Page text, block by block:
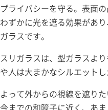
プライバシーを守る。表面
わずかに光を遮る効果があ
ガラスです。
スリガラスは、型ガラスよ
や人は大まかなシルエットし
よって外からの視線を遮りた
今までの和障子に近く、あ